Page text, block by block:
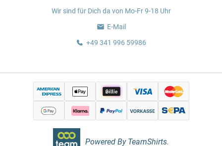
Wir sind für Dich da von Mo-Fr 9-18 Uhr
E-Mail
+49 341 996 59986
Powered By TeamShirts.